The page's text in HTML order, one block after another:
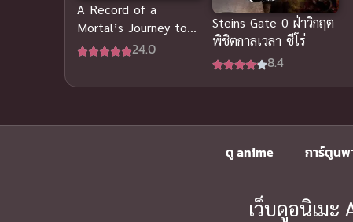
A Record of a
Mortal’s Journey to
Immortality 3 ซับไทย
24.0
Steins Gate 0 ฝ่าวิกฤต
พิชิตกาลเวลา ซีโร่
8.4
ดู anime การ์ตูนพ
เว็บดูอนิเม